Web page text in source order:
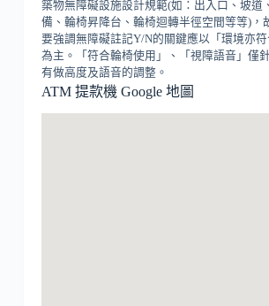
築物無障礙設施設計規範(如：出入口、坡道
備、輪椅昇降台、輪椅迴轉半徑空間等等)，
要強調無障礙註記Y/N的關鍵應以「環境亦
為主。「符合輪椅使用」、「視障語音」僅
有做高度及語音的調整。
ATM 提款機 Google 地圖